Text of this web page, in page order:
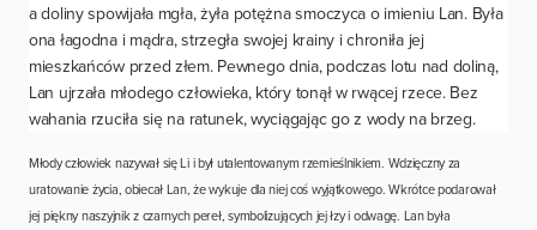
a doliny spowijała mgła, żyła potężna smoczyca o imieniu Lan. Była
ona łagodna i mądra, strzegła swojej krainy i chroniła jej
mieszkańców przed złem. Pewnego dnia, podczas lotu nad doliną,
Lan ujrzała młodego człowieka, który tonął w rwącej rzece. Bez
wahania rzuciła się na ratunek, wyciągając go z wody na brzeg.
Młody człowiek nazywał się Li i był utalentowanym rzemieślnikiem. Wdzięczny za
uratowanie życia, obiecał Lan, że wykuje dla niej coś wyjątkowego. Wkrótce podarował
jej piękny naszyjnik z czarnych pereł, symbolizujących jej łzy i odwagę. Lan była